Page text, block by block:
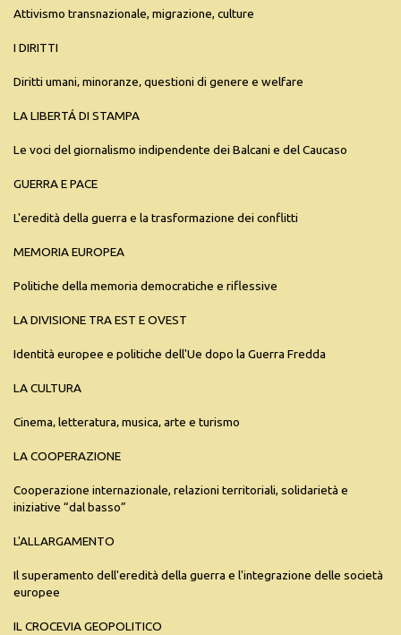
Attivismo transnazionale, migrazione, culture
I DIRITTI
Diritti umani‚ minoranze‚ questioni di genere e welfare
LA LIBERTÁ DI STAMPA
Le voci del giornalismo indipendente dei Balcani e del Caucaso
GUERRA E PACE
L'eredità della guerra e la trasformazione dei conflitti
MEMORIA EUROPEA
Politiche della memoria democratiche e riflessive
LA DIVISIONE TRA EST E OVEST
Identità europee e politiche dell'Ue dopo la Guerra Fredda
LA CULTURA
Cinema‚ letteratura‚ musica‚ arte e turismo
LA COOPERAZIONE
Cooperazione internazionale, relazioni territoriali, solidarietà e
iniziative “dal basso”
L'ALLARGAMENTO
Il superamento dell'eredità della guerra e l'integrazione delle società
europee
IL CROCEVIA GEOPOLITICO